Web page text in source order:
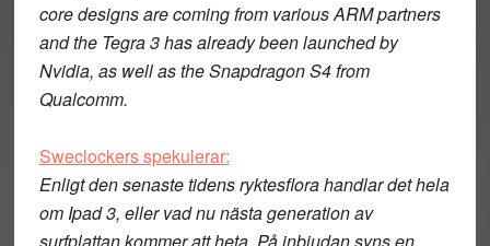
core designs are coming from various ARM partners
and the Tegra 3 has already been launched by
Nvidia, as well as the Snapdragon S4 from
Qualcomm.
Sweclockers spekulerar:
Enligt den senaste tidens ryktesflora handlar det hela
om Ipad 3, eller vad nu nästa generation av